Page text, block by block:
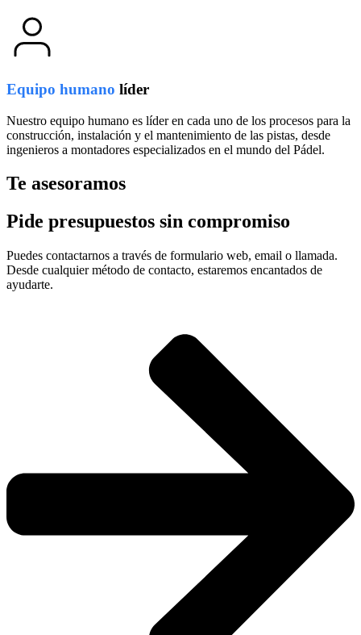
Equipo humano líder
Nuestro equipo humano es líder en cada uno de los procesos para la
construcción, instalación y el mantenimiento de las pistas, desde
ingenieros a montadores especializados en el mundo del Pádel.
Te asesoramos
Pide presupuestos sin compromiso
Puedes contactarnos a través de formulario web, email o llamada.
Desde cualquier método de contacto, estaremos encantados de
ayudarte.